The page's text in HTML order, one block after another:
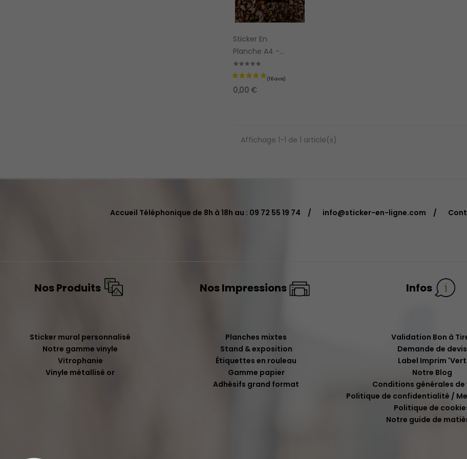
Sticker En
Planche A4 -
A5 Papier
0,00 €
Affichage 1-1 de 1 article(s)
Accueil Téléphonique de 8h à 18h au : 09 72 55 19 74 info@sticker-en-ligne.com
Nos Produits
Sticker mural personnalisé
Notre gamme vinyle
Vitrophanie
Vinyle métallisé or
Nos Impressions
Planches mixtes
Stand & exposition
Étiquettes en rouleau
Gamme papier
Adhésifs grand format
Infos
Validation Bon à
Demande de devis
Label Imprim 'Vert
Notre Blog
Conditions générales de
Politique de confidentialité /
Politique de
Notre guide de